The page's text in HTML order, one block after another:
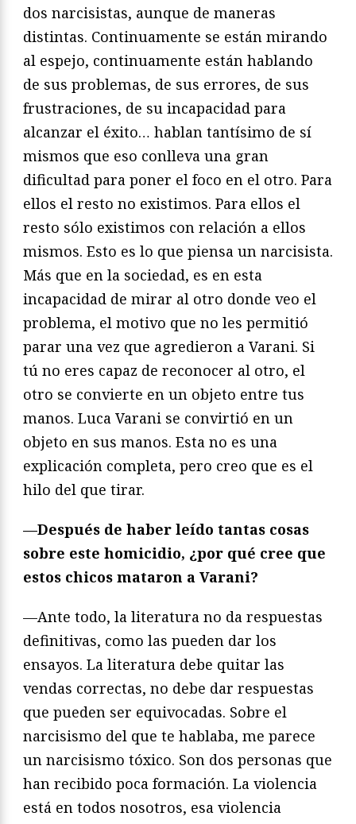
dos narcisistas, aunque de maneras
distintas. Continuamente se están mirando
al espejo, continuamente están hablando
de sus problemas, de sus errores, de sus
frustraciones, de su incapacidad para
alcanzar el éxito… hablan tantísimo de sí
mismos que eso conlleva una gran
dificultad para poner el foco en el otro. Para
ellos el resto no existimos. Para ellos el
resto sólo existimos con relación a ellos
mismos. Esto es lo que piensa un narcisista.
Más que en la sociedad, es en esta
incapacidad de mirar al otro donde veo el
problema, el motivo que no les permitió
parar una vez que agredieron a Varani. Si
tú no eres capaz de reconocer al otro, el
otro se convierte en un objeto entre tus
manos. Luca Varani se convirtió en un
objeto en sus manos. Esta no es una
explicación completa, pero creo que es el
hilo del que tirar.
—Después de haber leído tantas cosas
sobre este homicidio, ¿por qué cree que
estos chicos mataron a Varani?
—Ante todo, la literatura no da respuestas
definitivas, como las pueden dar los
ensayos. La literatura debe quitar las
vendas correctas, no debe dar respuestas
que pueden ser equivocadas. Sobre el
narcisismo del que te hablaba, me parece
un narcisismo tóxico. Son dos personas que
han recibido poca formación. La violencia
está en todos nosotros, esa violencia